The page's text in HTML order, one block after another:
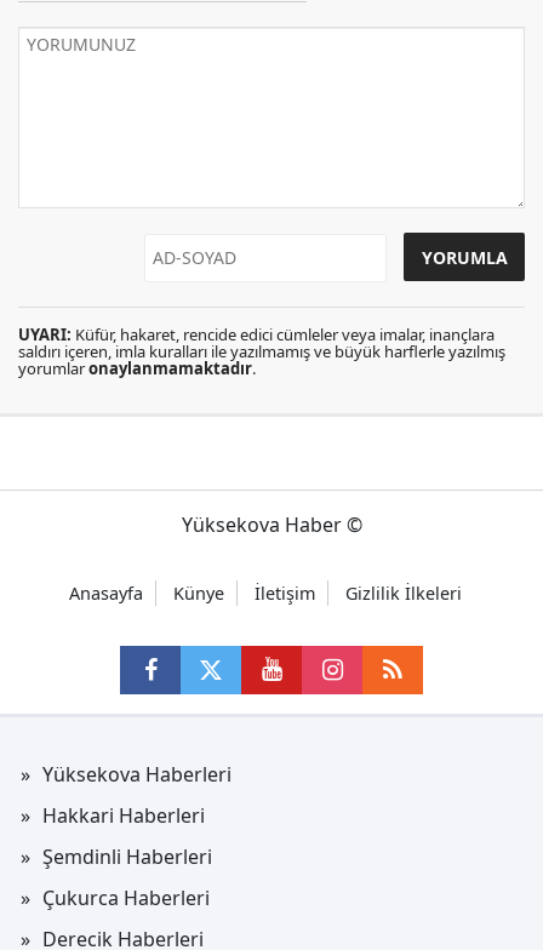
UYARI: Küfür, hakaret, rencide edici cümleler veya imalar, inançlara
saldırı içeren, imla kuralları ile yazılmamış ve büyük harflerle yazılmış
yorumlaronaylanmamaktadır.
Yüksekova Haber ©
Anasayfa Künye İletişim Gizlilik İlkeleri
Yüksekova Haberleri
Hakkari Haberleri
Şemdinli Haberleri
Çukurca Haberleri
Derecik Haberleri